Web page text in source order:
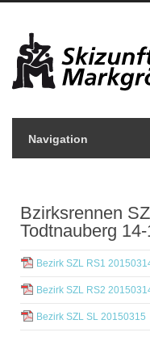
Navigation
Bzirksrennen
Todtnauberg
Bezirk SZL RS1
Bezirk SZL RS2
Bezirk SZL SL 20150315